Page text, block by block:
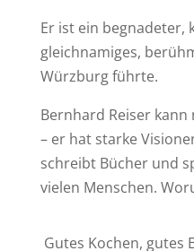
Er ist ein begnadeter,
gleichnamiges,
Würzburg führte.
Bernhard Reiser
– er hat starke
schreibt Bücher und
vielen Menschen.
Gutes Kochen, gutes